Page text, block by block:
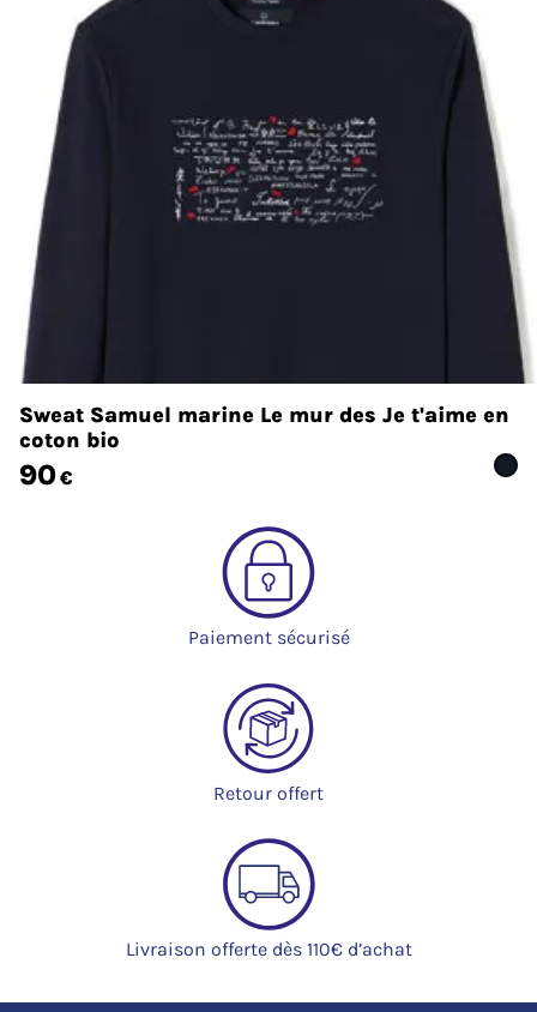
Sweat Samuel marine Le mur des Je t'aime en
coton bio
90€
Paiement sécurisé
Retour offert
Livraison offerte dès 110€ d’achat